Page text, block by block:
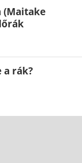
(Maitake
a rák?